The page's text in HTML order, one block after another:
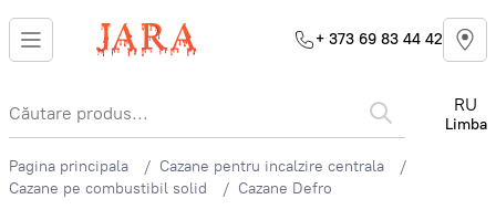
+ 373 69 83 44 42
RU
Limba
Pagina principala
Cazane pentru incalzire centrala
Cazane pe combustibil solid
Cazane Defro